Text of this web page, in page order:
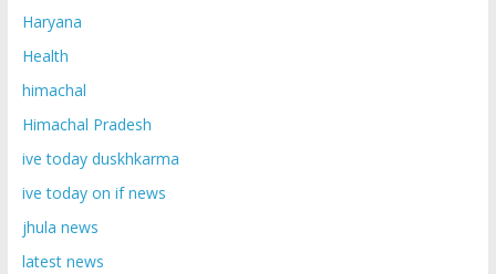
Haryana
Health
himachal
Himachal Pradesh
ive today duskhkarma
ive today on if news
jhula news
latest news